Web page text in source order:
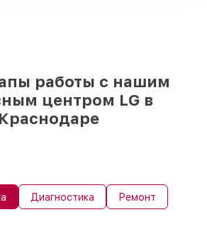
началось сразу
работы с нашим
центром LG в
Краснодаре
Диагностика Ремонт